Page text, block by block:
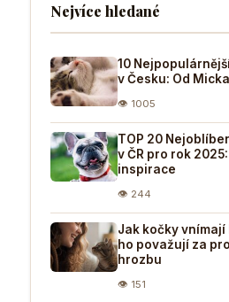
Nejvíce hledané
10
v Česku: Od
👁 1005
TOP 20
v ČR pro rok
inspirace
👁 244
Jak kočky vnímají
ho považují za
hrozbu
👁 151